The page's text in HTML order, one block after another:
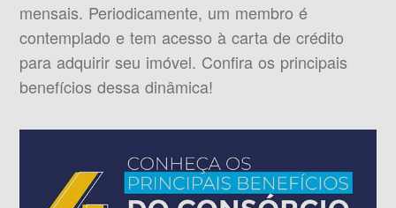
mensais. Periodicamente, um membro é
contemplado e tem acesso à carta de crédito
para adquirir seu imóvel. Confira os principais
benefícios dessa dinâmica!